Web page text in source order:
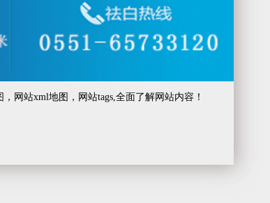
， 网站xml地图 ， 网站tags,全面了解网站内容！